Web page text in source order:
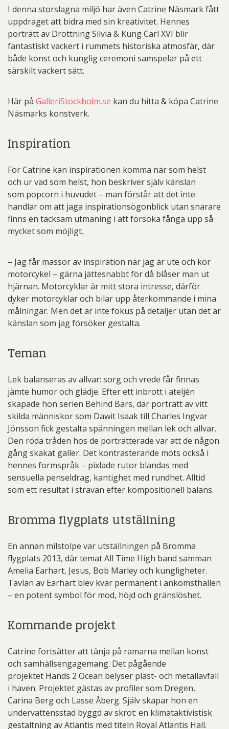
I denna storslagna miljö har även Catrine Näsmark fått
uppdraget att bidra med sin kreativitet. Hennes
porträtt av Drottning Silvia & Kung Carl XVI blir
fantastiskt vackert i rummets historiska atmosfär, där
både konst och kunglig ceremoni samspelar på ett
särskilt vackert sätt.
Här på GalleriStockholm.se kan du hitta & köpa Catrine
Näsmarks konstverk.
Inspiration
För Catrine kan inspirationen komma när som helst
och ur vad som helst, hon beskriver själv känslan
som popcorn i huvudet – man förstår att det inte
handlar om att jaga inspirationsögonblick utan snarare
finns en tacksam utmaning i att försöka fånga upp så
mycket som möjligt.
– Jag får massor av inspiration när jag är ute och kör
motorcykel – gärna jättesnabbt för då blåser man ut
hjärnan. Motorcyklar är mitt stora intresse, därför
dyker motorcyklar och bilar upp återkommande i mina
målningar. Men det är inte fokus på detaljer utan det är
känslan som jag försöker gestalta.
Teman
Lek balanseras av allvar: sorg och vrede får finnas
jämte humor och glädje. Efter ett inbrott i ateljén
skapade hon serien Behind Bars, där porträtt av vitt
skilda människor som Dawit Isaak till Charles Ingvar
Jönsson fick gestalta spänningen mellan lek och allvar.
Den röda tråden hos de porträtterade var att de någon
gång skakat galler. Det kontrasterande möts också i
hennes formspråk – pixlade rutor blandas med
sensuella penseldrag, kantighet med rundhet. Alltid
som ett resultat i strävan efter kompositionell balans.
Bromma flygplats utställning
En annan milstolpe var utställningen på Bromma
flygplats 2013, där temat All Time High band samman
Amelia Earhart, Jesus, Bob Marley och kungligheter.
Tavlan av Earhart blev kvar permanent i ankomsthallen
– en potent symbol för mod, höjd och gränslöshet.
Kommande projekt
Catrine fortsätter att tänja på ramarna mellan konst
och samhällsengagemang. Det pågående
projektet Hands 2 Ocean belyser plast- och metallavfall
i haven. Projektet gästas av profiler som Dregen,
Carina Berg och Lasse Åberg. Själv skapar hon en
undervattensstad byggd av skrot: en klimataktivistisk
gestaltning av Atlantis med titeln Royal Atlantis Hall.